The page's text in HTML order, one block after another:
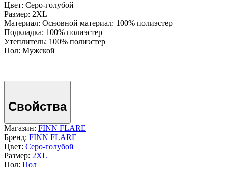
Цвет: Серо-голубой
Размер: 2XL
Материал: Основной материал: 100% полиэстер
Подкладка: 100% полиэстер
Утеплитель: 100% полиэстер
Пол: Мужской
Свойства
Магазин: FINN FLARE
Бренд: FINN FLARE
Цвет: Серо-голубой
Размер: 2XL
Пол: Пол